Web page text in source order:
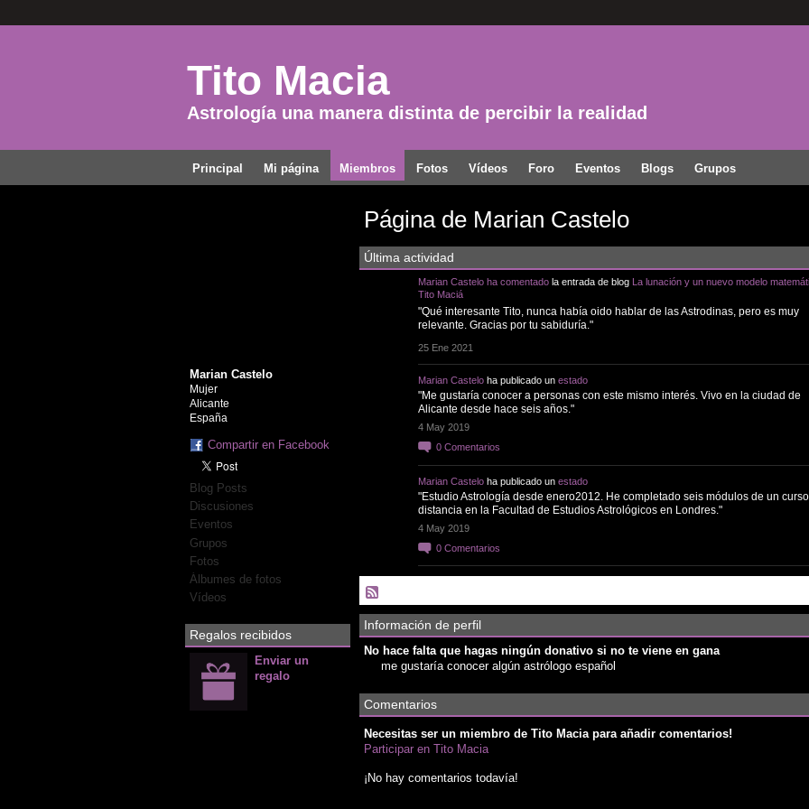
Tito Macia
Astrología una manera distinta de percibir la realidad
Principal Mi página Miembros Fotos Vídeos Foro Eventos Blogs Grupos
Marian Castelo
Mujer
Alicante
España
Compartir en Facebook
Blog Posts
Discusiones
Eventos
Grupos
Fotos
Álbumes de fotos
Vídeos
Regalos recibidos
Enviar un
regalo
Página de Marian Castelo
Última actividad
Marian Castelo ha comentadola entrada de blog
La lunación y un nuevo modelo
Tito Maciá
"Qué interesante Tito, nunca había oido hablar de las Astrodinas, pero es muy
relevante. Gracias por tu sabiduría."
25 Ene 2021
Marian Casteloha publicado un estado
"Me gustaría conocer a personas con este mismo interés. Vivo en la ciudad de
Alicante desde hace seis años."
4 May 2019
0 Comentarios
Marian Casteloha publicado un estado
"Estudio Astrología desde enero2012. He completado seis módulos de un
distancia en la Facultad de Estudios Astrológicos en Londres."
4 May 2019
0 Comentarios
Información de perfil
No hace falta que hagas ningún donativo si no te viene en gana
me gustaría conocer algún astrólogo español
Comentarios
Necesitas ser un miembro de Tito Macia para añadir comentarios!
Participar en Tito Macia
¡No hay comentarios todavía!